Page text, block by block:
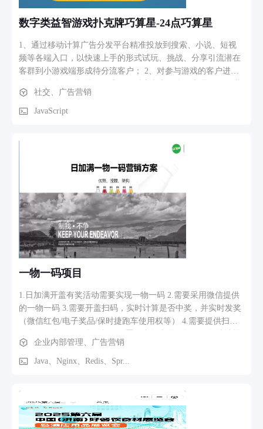
数字类益智游戏扑克牌巧算星-24点巧算星
1、通过移动计算广告分发平台精准投放到搜索、小说、短视
频等各端入口，以快速上手的形式试玩、挑战、分享引流潜在
客群到小游戏端形成待分流客户； 2、对参与游戏的客户进行
落单； 3、通过社交游戏关系链推荐玩友的购物袋、好评商品
等，引导到商品页面； 4、通过挑战、分享形式，激励参与游
社交、广告营销
JavaScript
一物一码项目
1.日加满开盖有奖活动需要实现一物一码 2.需要采用微信提供
的一物一码 3.需要开盖扫码，实时计算是否中奖，并实时发奖
（微信红包/电子奖品/保时捷跑车使用权等） 4.需要提供扫码
5.需要提供各类分析报告，扫码总人数，地域分布，中奖率，
中奖人数，...
企业内部管理、广告营销
Java、Nginx、Redis、Spr...